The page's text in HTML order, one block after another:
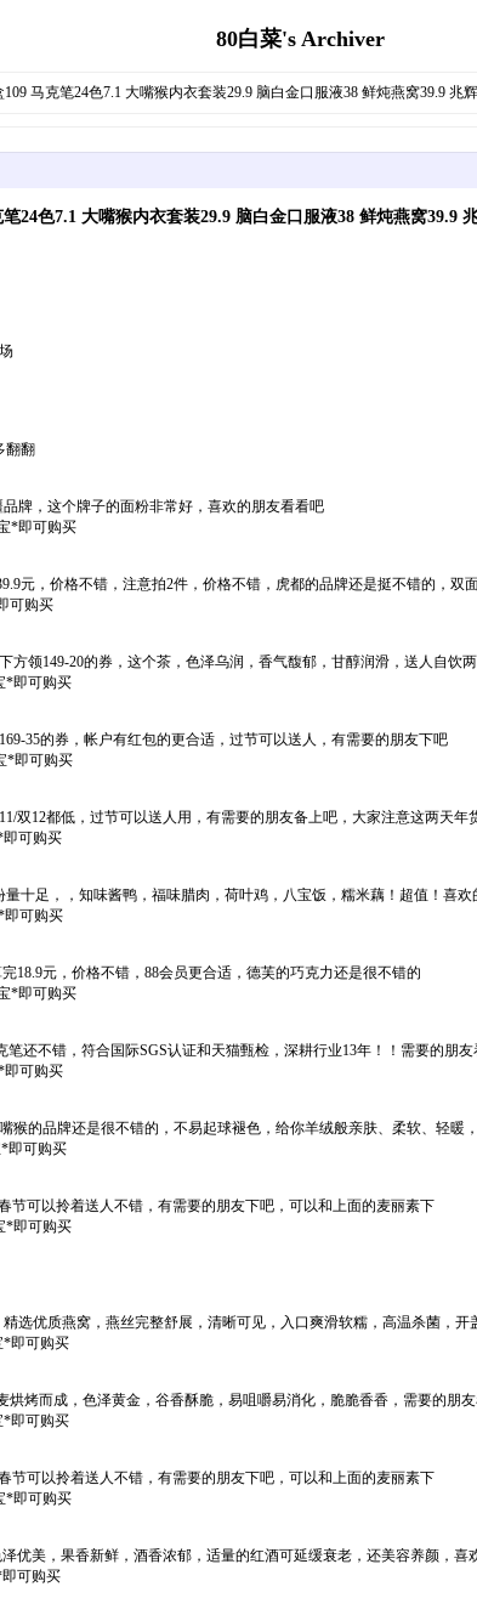
80白菜's Archiver
马克笔24色7.1 大嘴猴内衣套装29.9 脑白金口服液38 鲜炖燕窝39.9 兆
24色7.1 大嘴猴内衣套装29.9 脑白金口服液38 鲜炖燕窝39.9
翻翻
牌，这个牌子的面粉非常好，喜欢的朋友看看吧
*即可购买
元，价格不错，注意拍2件，价格不错，虎都的品牌还是挺不错的，
可购买
领149-20的券，这个茶，色泽乌润，香气馥郁，甘醇润滑，送人自饮两
*即可购买
35的券，帐户有红包的更合适，过节可以送人，有需要的朋友下吧
*即可购买
双12都低，过节可以送人用，有需要的朋友备上吧，大家注意这两天
即可购买
十足，，知味酱鸭，福味腊肉，荷叶鸡，八宝饭，糯米藕！超值！喜欢
即可购买
18.9元，价格不错，88会员更合适，德芙的巧克力还是很不错的
*即可购买
还不错，符合国际SGS认证和天猫甄检，深耕行业13年！！需要的朋友
即可购买
猴的品牌还是很不错的，不易起球褪色，给你羊绒般亲肤、柔软、轻暖
*即可购买
节可以拎着送人不错，有需要的朋友下吧，可以和上面的麦丽素下
*即可购买
选优质燕窝，燕丝完整舒展，清晰可见，入口爽滑软糯，高温杀菌，
*即可购买
烘烤而成，色泽黄金，谷香酥脆，易咀嚼易消化，脆脆香香，需要的朋
*即可购买
节可以拎着送人不错，有需要的朋友下吧，可以和上面的麦丽素下
*即可购买
优美，果香新鲜，酒香浓郁，适量的红酒可延缓衰老，还美容养颜，喜
可购买